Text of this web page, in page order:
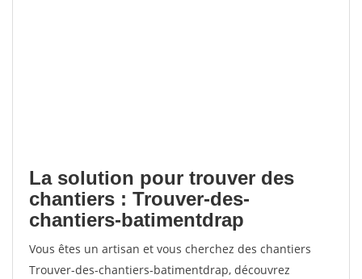
La solution pour trouver des
chantiers : Trouver-des-
chantiers-batimentdrap
Vous êtes un artisan et vous cherchez des chantiers
Trouver-des-chantiers-batimentdrap, découvrez